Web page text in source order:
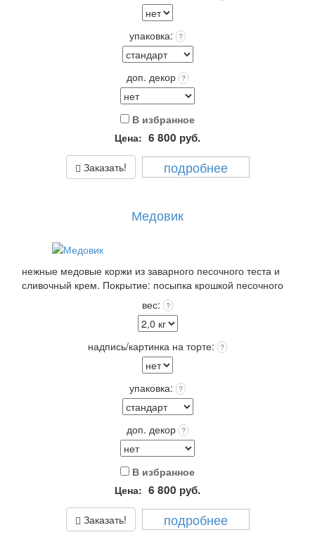
упаковка: ?
доп. декор ?
В избранное
Цена: 6 800 руб.
Заказать! подробнее
Медовик
нежные медовые коржи из заварного песочного теста и
сливочный крем. Покрытие: посыпка крошкой песочного
Выберите: сделать Надпись на торте, это придаст торту
оригинальность и порадует Получателя!
Упаковка: Стандарт (белая) входит в стоимость.
Срок хранения: 72 часа (3 суток) при t 4+(-)2
вес: ?
надпись/картинка на торте: ?
упаковка: ?
доп. декор ?
В избранное
Цена: 6 800 руб.
Заказать! подробнее